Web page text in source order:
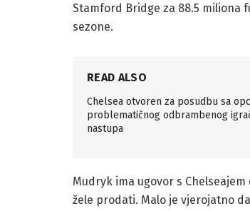
Stamford Bridge za 88.5 miliona
sezone.
READ ALSO
Chelsea otvoren za posudbu sa
problematičnog odbrambenog
nastupa
Mudryk ima ugovor s
žele prodati. Malo je vjerojatno